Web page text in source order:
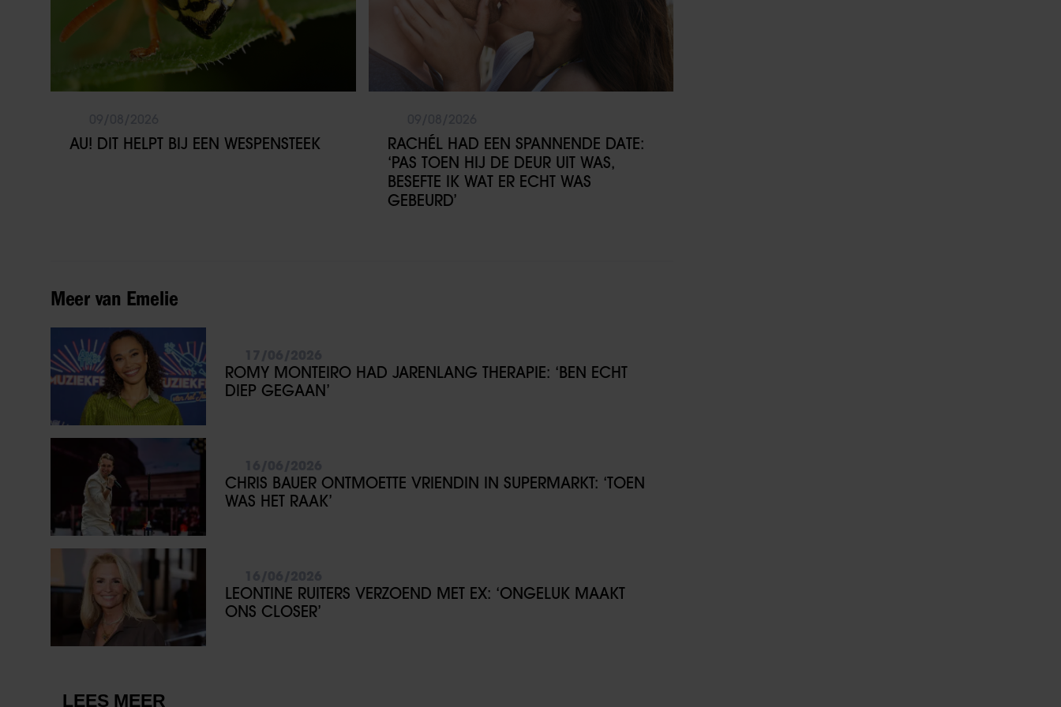
AU! DIT HELPT BIJ EEN WESPENSTEEK
RACHÉL HAD EEN SPANNENDE DATE:
‘PAS TOEN HIJ DE DEUR UIT WAS,
BESEFTE IK WAT ER ECHT WAS
GEBEURD’
Meer van Emelie
ROMY MONTEIRO HAD JARENLANG THERAPIE: ‘BEN ECHT
DIEP GEGAAN’
CHRIS BAUER ONTMOETTE VRIENDIN IN SUPERMARKT: ‘TOEN
WAS HET RAAK’
LEONTINE RUITERS VERZOEND MET EX: ‘ONGELUK MAAKT
ONS CLOSER’